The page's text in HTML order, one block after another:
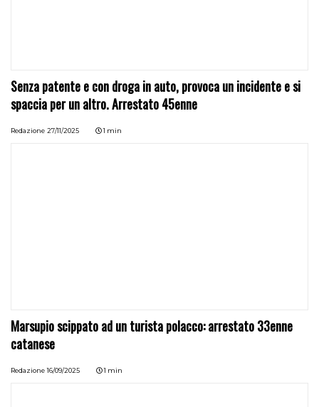
Senza patente e con droga in auto, provoca un incidente e si
spaccia per un altro. Arrestato 45enne
Redazione 27/11/2025 1 min
Marsupio scippato ad un turista polacco: arrestato 33enne
catanese
Redazione 16/09/2025 1 min